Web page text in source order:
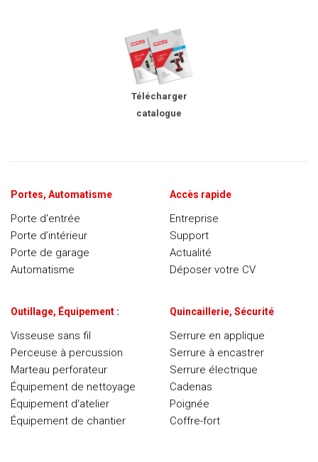
Télécharger
catalogue
Portes, Automatisme
Porte d'entrée
Porte d’intérieur
Porte de garage
Automatisme
Accès rapide
Entreprise
Support
Actualité
Déposer votre CV
Outillage, Équipement :
Visseuse sans fil
Perceuse à percussion
Marteau perforateur
Équipement de nettoyage
Équipement d'atelier
Équipement de chantier
Quincaillerie, Sécurité
Serrure en applique
Serrure à encastrer
Serrure électrique
Cadenas
Poignée
Coffre-fort